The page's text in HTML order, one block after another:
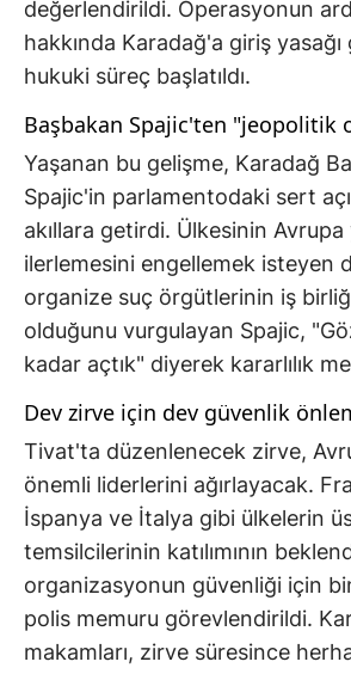
değerlendirildi. Operasyonun
hakkında Karadağ'a giriş
hukuki süreç başlatıldı.
Başbakan Spajic'ten "jeopolitik
Yaşanan bu gelişme, Karadağ
Spajic'in parlamentodaki sert
akıllara getirdi. Ülkesinin
ilerlemesini engellemek isteyen
organize suç örgütlerinin iş
olduğunu vurgulayan Spajic,
kadar açtık" diyerek kararlılık
Dev zirve için dev güvenlik
Tivat'ta düzenlenecek zirve,
önemli liderlerini ağırlayacak.
İspanya ve İtalya gibi ülkelerin
temsilcilerinin katılımının
organizasyonun güvenliği için
polis memuru görevlendirildi.
makamları, zirve süresince